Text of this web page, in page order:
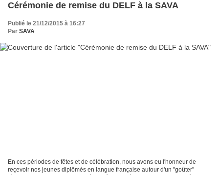
Cérémonie de remise du DELF à la SAVA
Publié le 21/12/2015 à 16:27
Par SAVA
En ces périodes de fêtes et de célébration, nous avons eu l'honneur de
reçevoir nos jeunes diplômés en langue française autour d'un "goûter"